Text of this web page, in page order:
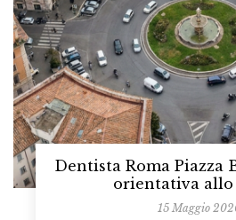
Dentista Roma Piazza
orientativa allo
15 Maggio